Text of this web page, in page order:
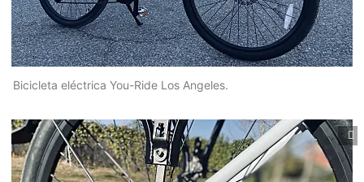
Bicicleta eléctrica You-Ride Los Angeles.